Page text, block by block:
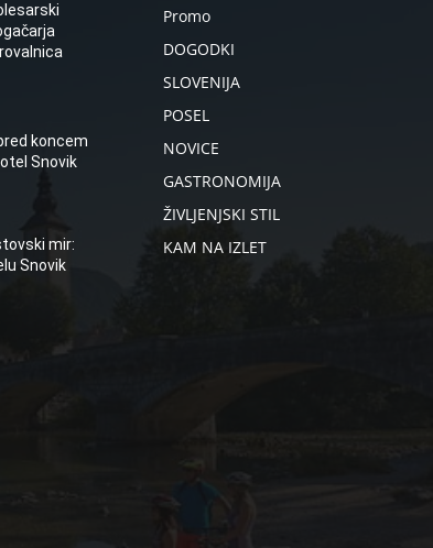
koncem
Snovik
mir:
Snovik
Promo
DOGODKI
SLOVENIJA
POSEL
NOVICE
GASTRONOMIJA
ŽIVLJENJSKI STIL
KAM NA IZLET